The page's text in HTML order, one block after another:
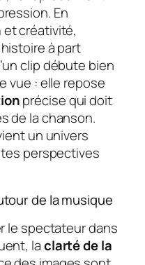
En
et créativité,
à part
clip débute bien
vue : elle repose
précise qui doit
de la chanson.
un univers
perspectives
de la musique
le spectateur dans
laclarté de la